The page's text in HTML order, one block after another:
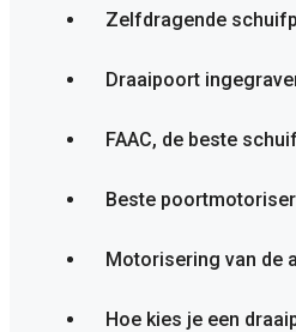
Zelfdragende
Draaipoort
FAAC, de beste
Beste
Motorisering van de
Hoe kies je een